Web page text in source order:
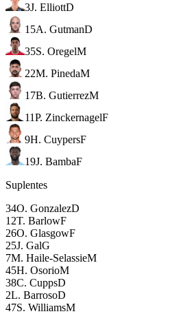
3J. ElliottD
15A. GutmanD
35S. OregelM
22M. PinedaM
17B. GutierrezM
11P. ZinckernagelF
9H. CuypersF
19J. BambaF
Suplentes
34O. GonzalezD
12T. BarlowF
26O. GlasgowF
25J. GalG
7M. Haile-SelassieM
45H. OsorioM
38C. CuppsD
2L. BarrosoD
47S. WilliamsM